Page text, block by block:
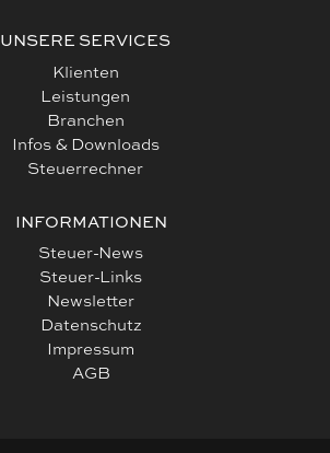
UNSERE SERVICES
Klienten
Leistungen
Branchen
Infos & Downloads
Steuerrechner
INFORMATIONEN
Steuer-News
Steuer-Links
Newsletter
Datenschutz
Impressum
AGB